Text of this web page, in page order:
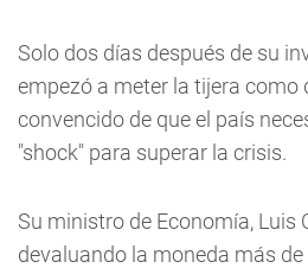
Solo dos días después de su
empezó a meter la tijera como
convencido de que el país
"shock" para superar la crisis.
Su ministro de Economía, Luis
devaluando la moneda más